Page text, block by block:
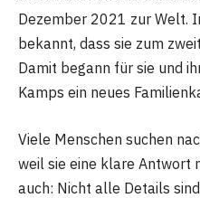
Dezember 2021 zur Welt.
bekannt, dass sie zum
Damit begann für sie und
Kamps ein neues
Viele Menschen suchen
weil sie eine klare Antwort
auch: Nicht alle Details